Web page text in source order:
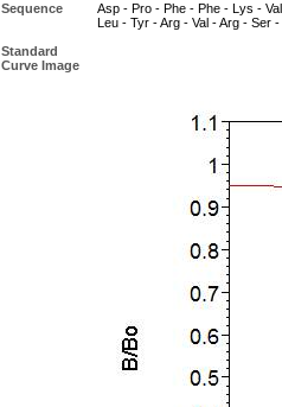
Sequence
Asp - Pro - Phe - Phe - Lys -
Leu - Tyr - Arg - Val - Arg - Ser
Standard
Curve Image